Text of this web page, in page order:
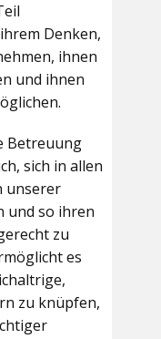
Denken,
ihnen
und ihnen
Betreuung
sich in allen
unserer
und so ihren
zu
es
zu knüpfen,